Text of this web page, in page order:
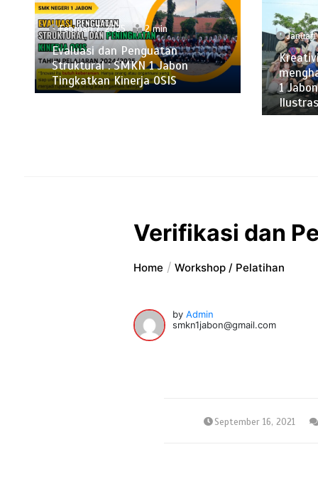
Februari 7, 2025 2 min
Evaluasi dan Penguatan
Struktural : SMKN 1 Jabon
Tingkatkan Kinerja OSIS
Januari
1
Verifikasi dan
Home Workshop / Pelatihan
byAdmin
smkn1jabon@gmail.com
September 16, 2021